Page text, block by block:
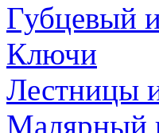
Губцевый
Ключи
Лестницы
Малярный